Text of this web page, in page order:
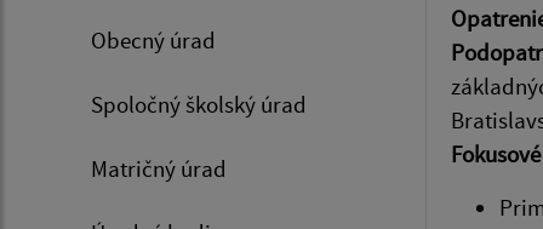
Obecný úrad
Spoločný školský úrad
Matričný úrad